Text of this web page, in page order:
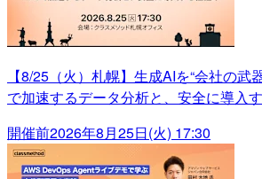
【8/25（火）札幌】生成AIを“会社の武
で加速するデータ分析と、安全に導入
開催前2026年8月25日(火) 17:30